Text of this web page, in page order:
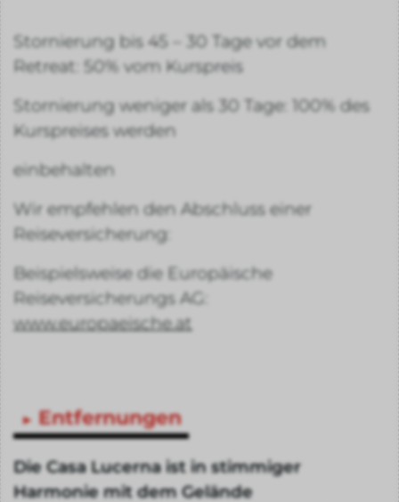
Stornierung bis 45 – 30 Tage vor dem
Retreat: 50% vom Kurspreis
Stornierung weniger als 30 Tage: 100% des
Kurspreises werden
einbehalten
Wir empfehlen den Abschluss einer
Reiseversicherung:
Beispielsweise die Europäische
Reiseversicherungs AG:
www.europaeische.at
Entfernungen
Die Casa Lucerna ist in stimmiger
Harmonie mit dem Gelände